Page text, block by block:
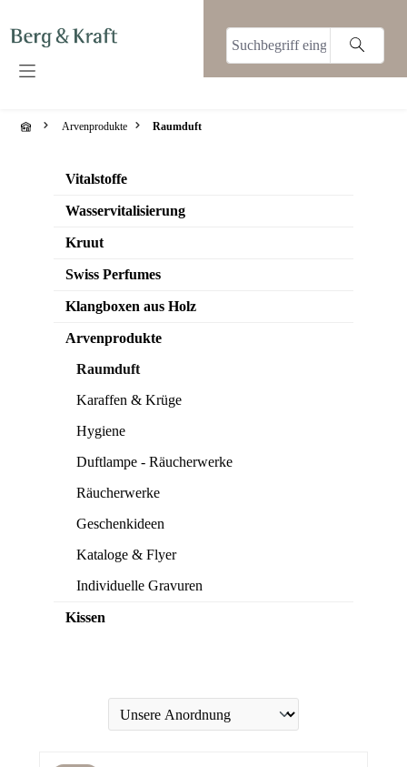
Arvenprodukte Raumduft
Vitalstoffe
Wasservitalisierung
Kruut
Swiss Perfumes
Klangboxen aus Holz
Arvenprodukte
Raumduft
Karaffen & Krüge
Hygiene
Duftlampe - Räucherwerke
Räucherwerke
Geschenkideen
Kataloge & Flyer
Individuelle Gravuren
Kissen